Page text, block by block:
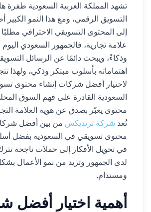
تشهد المملكة العربية السعودية طفرة
التسويق الرقمي، ومع هذا النمو
إلى المحتوى التسويقي الاحترافي
علامة تجارية، فالجمهور السعودي اليوم
وذكاءً، ويبحث دائمًا عن الرسائل
اهتماماته بأسلوب مبتكر وذكي، ولهذا
لاختيار أفضل شركات إنشاء محتوى
السعودية القادرة على فهم السوق
محتوى يعبّر بصدق عن هوية العلامة
تُعد شركة ترنديكس من بين أفضل
محتوى تسويقي في السعودية بفضل
في تحويل الأفكار إلى حملات ناجحة
لدى الجمهور وتزيد من نمو الأعمال
ومستدام.
أهمية اختيار أفضل